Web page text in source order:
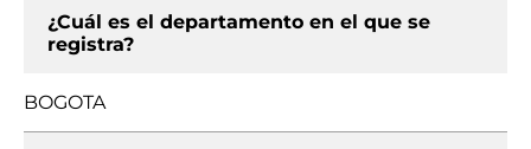
¿Cuál es el departamento en el que se
registra?
BOGOTA